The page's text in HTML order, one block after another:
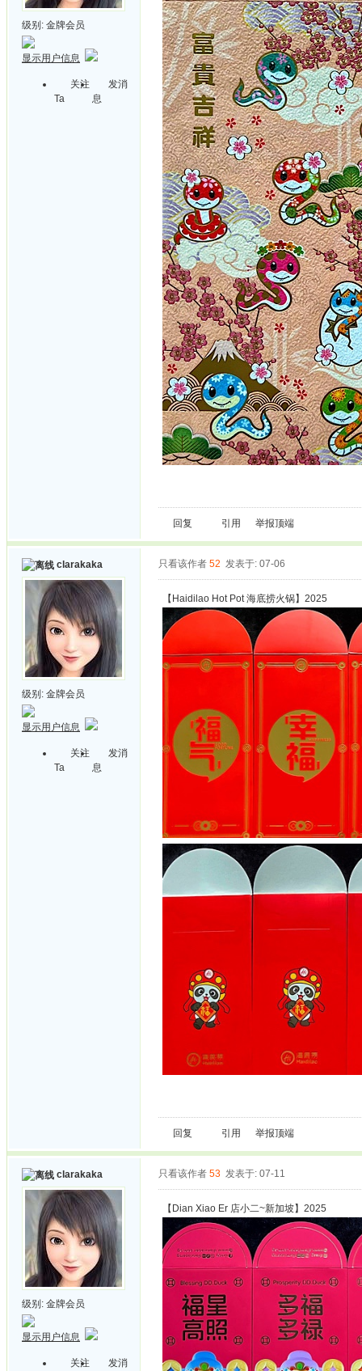
级别: 金牌会员
显示用户信息
关注
Ta
发消
息
回复 引用 举报顶端
clarakaka
级别: 金牌会员
显示用户信息
关注
Ta
发消
息
只看该作者 52 发表于: 07-06
【Haidilao Hot Pot 海底捞火锅】2025
回复 引用 举报顶端
clarakaka
级别: 金牌会员
显示用户信息
关注 发消
只看该作者 53 发表于: 07-11
【Dian Xiao Er 店小二~新加坡】2025